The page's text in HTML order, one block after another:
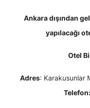
Ankara dışından
yapılacağı
Otel
Adres: Karakusunlar
Telefon: